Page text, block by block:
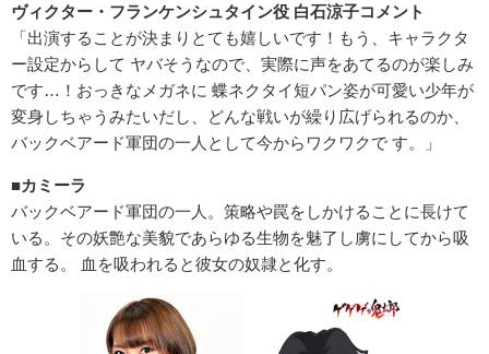
ヴィクター・フランケンシュタイン役 白石涼子コメント
「出演することが決まりとても嬉しいです！もう、キャラクタ
ー設定からして ヤバそうなので、実際に声をあてるのが楽しみ
です…！おっきなメガネに 蝶ネクタイ短パン姿が可愛い少年が
変身しちゃうみたいだし、どんな戦いが繰り広げられるのか、
バックベアード軍団の一人として今からワクワクで す。」
■カミーラ
バックベアード軍団の一人。策略や罠をしかけることに長けて
いる。その妖艶な美貌であらゆる生物を魅了し虜にしてから吸
血する。 血を吸われると彼女の奴隷と化す。